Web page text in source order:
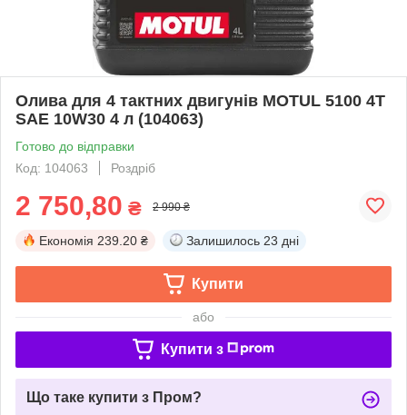
Олива для 4 тактних двигунів MOTUL 5100 4T
SAE 10W30 4 л (104063)
Готово до відправки
Код: 104063
Роздріб
2 750,80 ₴ 2 990 ₴
Економія 239.20 ₴ Залишилось 23 дні
Купити
або
Купити з
Що таке купити з Пром?